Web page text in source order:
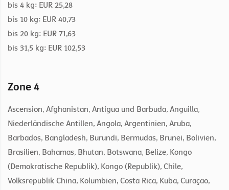
bis 4 kg: EUR 25,28
bis 10 kg: EUR 40,73
bis 20 kg: EUR 71,63
bis 31,5 kg: EUR 102,53
Zone 4
Ascension, Afghanistan, Antigua und Barbuda, Anguilla,
Niederländische Antillen, Angola, Argentinien, Aruba,
Barbados, Bangladesh, Burundi, Bermudas, Brunei, Bolivien,
Brasilien, Bahamas, Bhutan, Botswana, Belize, Kongo
(Demokratische Republik), Kongo (Republik), Chile,
Volksrepublik China, Kolumbien, Costa Rica, Kuba, Curaçao,